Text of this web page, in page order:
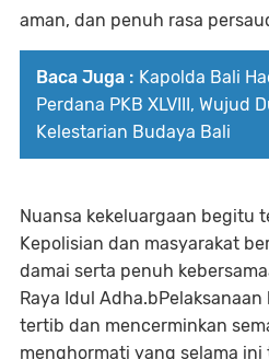
aman, dan penuh rasa
Baca Juga : Kapolda Bali
Perdana PKB XLVIII, Wujud
Kelestarian Budaya Bali
Nuansa kekeluargaan begitu
Kepolisian dan masyarakat
damai serta penuh
Raya Idul
tertib dan mencerminkan
menghormati yang selama